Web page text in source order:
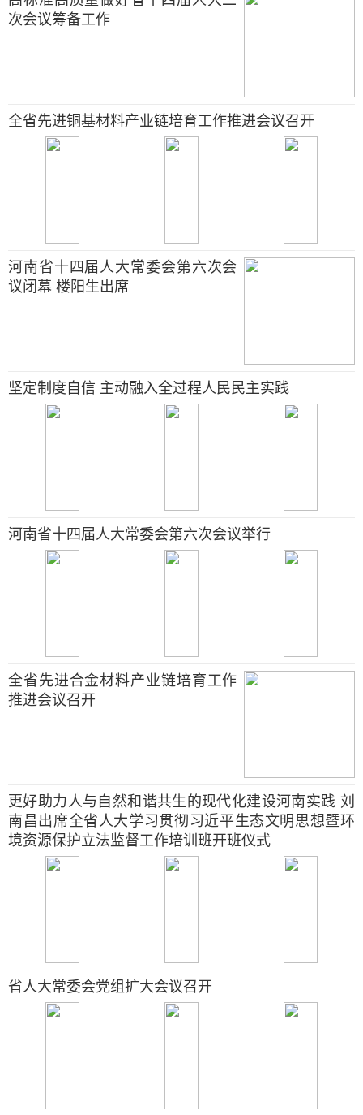
次会议筹备工作
全省先进铜基材料产业链培育工作推进会议召开
河南省十四届人大常委会第六次会
议闭幕 楼阳生出席
坚定制度自信 主动融入全过程人民民主实践
河南省十四届人大常委会第六次会议举行
全省先进合金材料产业链培育工作
推进会议召开
更好助力人与自然和谐共生的现代化建设河南实践 刘
南昌出席全省人大学习贯彻习近平生态文明思想暨环
境资源保护立法监督工作培训班开班仪式
省人大常委会党组扩大会议召开